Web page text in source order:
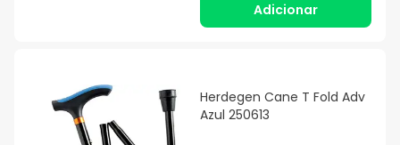
Adicionar
Herdegen Cane T Fold Adv
Azul 250613